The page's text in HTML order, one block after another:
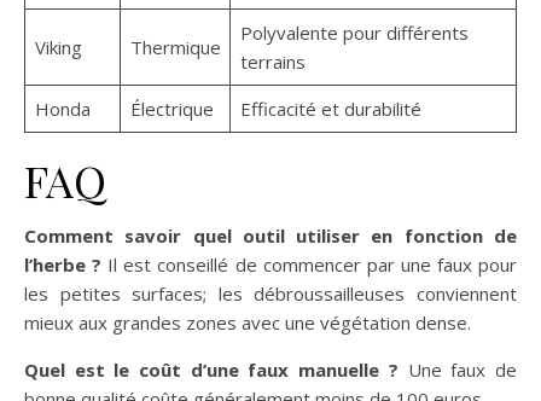
Viking Thermique
Polyvalente pour différents
terrains
Honda
Électrique Efficacité et durabilité
FAQ
Comment savoir quel outil utiliser en fonction de
l’herbe ? Il est conseillé de commencer par une faux pour
les petites surfaces; les débroussailleuses conviennent
mieux aux grandes zones avec une végétation dense.
Quel est le coût d’une faux manuelle ? Une faux de